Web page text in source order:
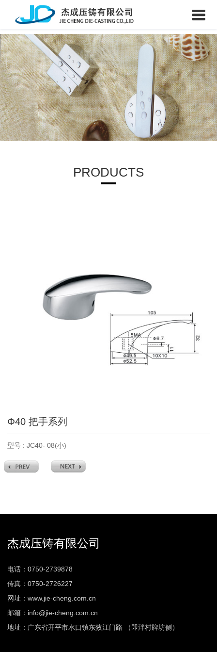
PRODUCTS
Φ40 把手系列
型号 : JC40- 08(小)
杰成压铸有限公司
电话：0750-2739878
传真：0750-2726227
网址：www.jie-cheng.com.cn
邮箱：info@jie-cheng.com.cn
地址：广东省开平市水口镇东效江门路 （即泮村牌坊侧）